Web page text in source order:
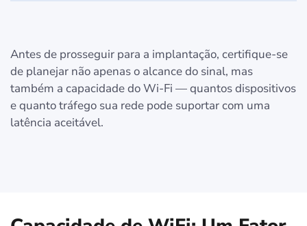
Antes de prosseguir para a implantação, certifique-se
de planejar não apenas o alcance do sinal, mas
também a capacidade do Wi-Fi — quantos dispositivos
e quanto tráfego sua rede pode suportar com uma
latência aceitável.